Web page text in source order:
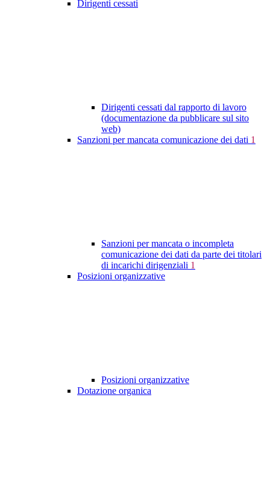
Dirigenti cessati
Dirigenti cessati dal rapporto di lavoro
(documentazione da pubblicare sul sito
web)
Sanzioni per mancata comunicazione dei dati 1
Sanzioni per mancata o incompleta
comunicazione dei dati da parte dei titolari
di incarichi dirigenziali 1
Posizioni organizzative
Posizioni organizzative
Dotazione organica